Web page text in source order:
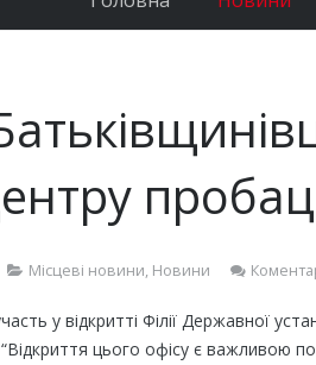
Місцеві новини, Новини
у відкритті Філії Державної
цього офісу є важливою